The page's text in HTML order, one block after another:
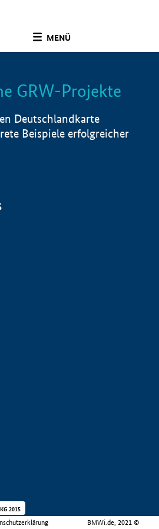
MENÜ
Info
GRW-Projekte
Deutschlandkarte
Beispiele erfolgreicher
BMWi.de, 2021 ©
2015